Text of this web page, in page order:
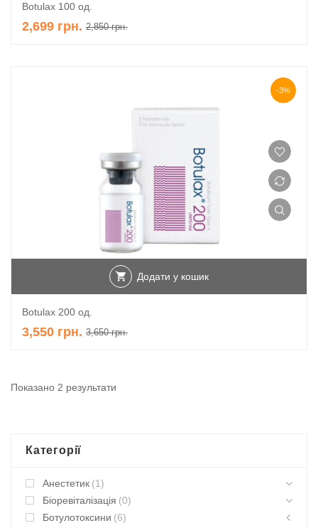
Botulax 100 од.
2,850грн.
2,699 грн.
-3%
Додати у кошик
Botulax 200 од.
3,650грн.
3,550 грн.
Показано 2 результати
Категорії
Анестетик (1)
Біоревіталізація (0)
Ботулотоксини (6)